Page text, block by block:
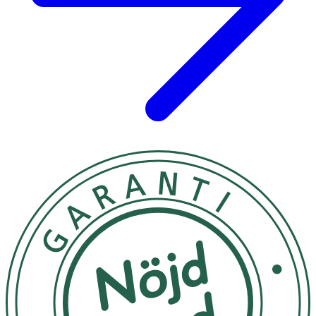
(hydroxipropylmetylcellulosa), biotin (D-biotin).